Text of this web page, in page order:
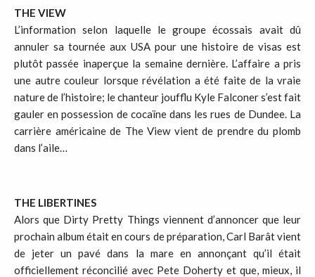
THE VIEW
L’information selon laquelle le groupe écossais avait dû
annuler sa tournée aux USA pour une histoire de visas est
plutôt passée inaperçue la semaine dernière. L’affaire a pris
une autre couleur lorsque révélation a été faite de la vraie
nature de l’histoire; le chanteur joufflu Kyle Falconer s’est fait
gauler en possession de cocaïne dans les rues de Dundee. La
carrière américaine de The View vient de prendre du plomb
dans l’aile…
THE LIBERTINES
Alors que Dirty Pretty Things viennent d’annoncer que leur
prochain album était en cours de préparation, Carl Barât vient
de jeter un pavé dans la mare en annonçant qu’il était
officiellement réconcilié avec Pete Doherty et que, mieux, il